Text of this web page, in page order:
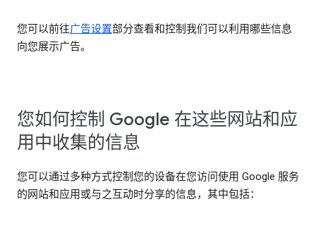
您可以前往广告设置部分查看和控制我们可以利用哪些信息
向您展示广告。
您如何控制 Google 在这些网站和应
用中收集的信息
您可以通过多种方式控制您的设备在您访问使用 Google 服务
的网站和应用或与之互动时分享的信息，其中包括：